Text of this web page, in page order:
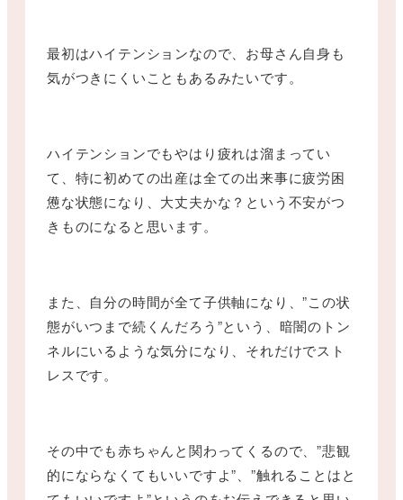
最初はハイテンションなので、お母さん自身も
気がつきにくいこともあるみたいです。
ハイテンションでもやはり疲れは溜まってい
て、特に初めての出産は全ての出来事に疲労困
憊な状態になり、大丈夫かな？という不安がつ
きものになると思います。
また、自分の時間が全て子供軸になり、”この状
態がいつまで続くんだろう”という、暗闇のトン
ネルにいるような気分になり、それだけでスト
レスです。
その中でも赤ちゃんと関わってくるので、”悲観
的にならなくてもいいですよ”、”触れることはと